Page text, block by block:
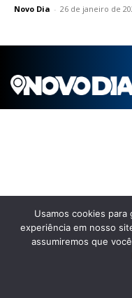
Novo Dia - 26 de janeiro de
Usamos cookies
experiência em nosso
assumiremos que